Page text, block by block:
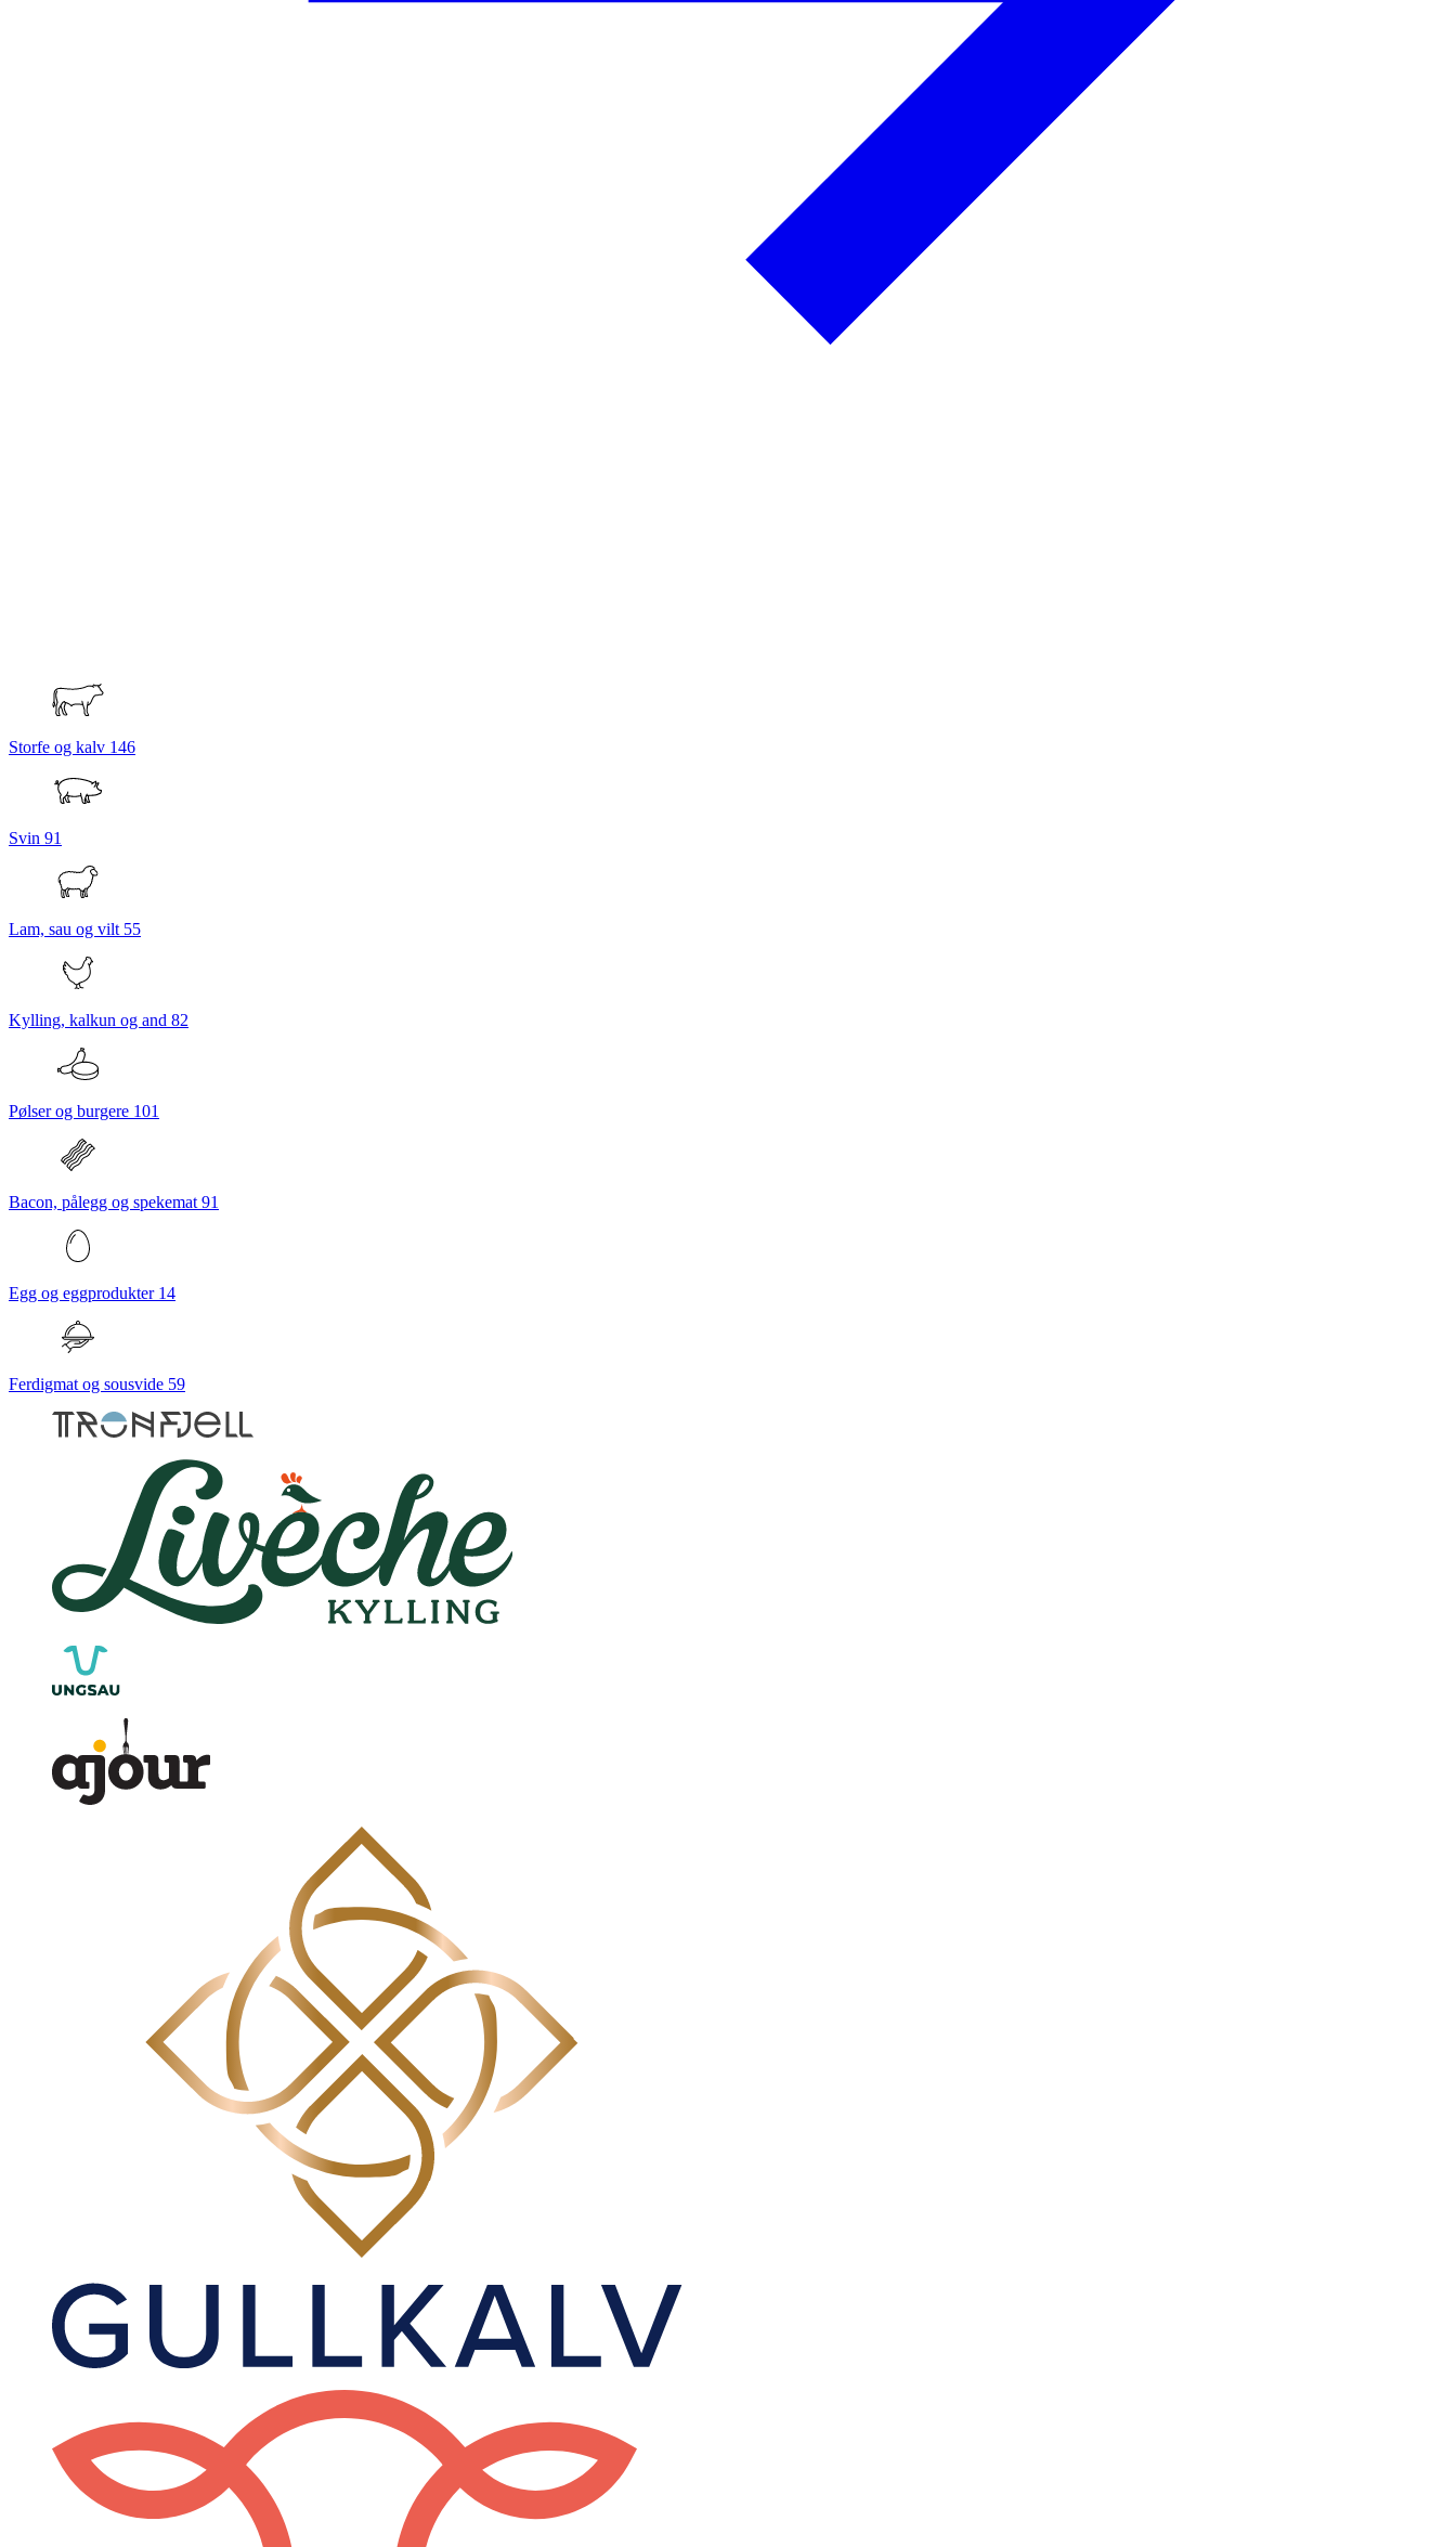
Storfe og kalv 146
Svin 91
Lam, sau og vilt 55
Kylling, kalkun og and 82
Pølser og burgere 101
Bacon, pålegg og spekemat 91
Egg og eggprodukter 14
Ferdigmat og sousvide 59